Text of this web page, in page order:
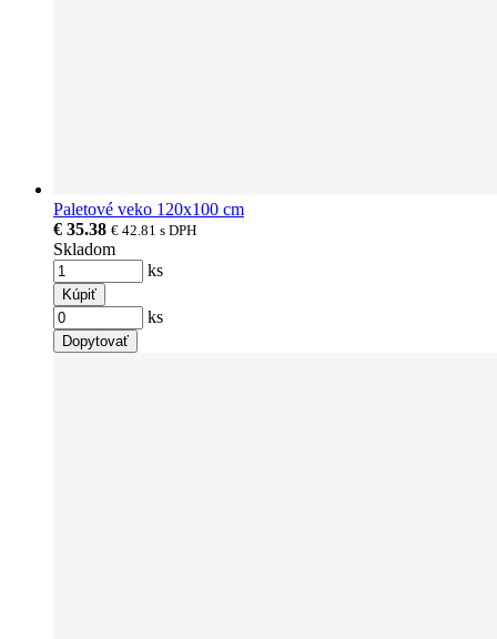
Paletové veko 120x100 cm
€ 35.38 € 42.81 s DPH
Skladom
ks
Kúpiť
ks
Dopytovať